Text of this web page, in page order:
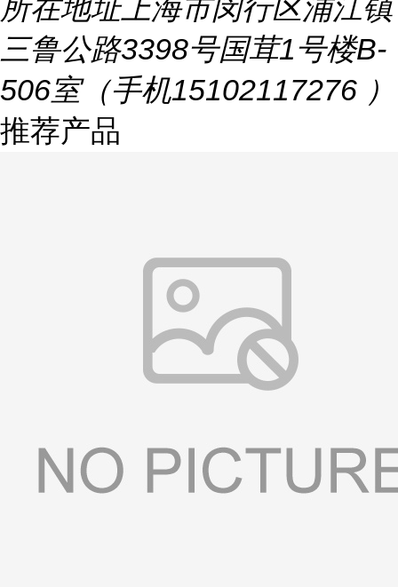
所在地址上海市闵行区浦江镇
三鲁公路3398号国茸1号楼B-
506室（手机15102117276 ）
推荐产品